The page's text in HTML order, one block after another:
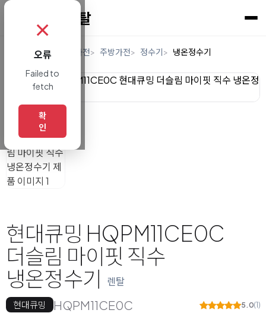
렌탈 디지털/가전 주방가전 정수기 냉온정수기
현대큐밍 HQPM11CE0C
더슬림 마이핏 직수
냉온정수기
렌탈
현대큐밍 HQPM11CE0C 5.0(1)
✗
오류
Failed to
fetch
확
인